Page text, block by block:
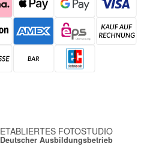
ETABLIERTES FOTOSTUDIO
Deutscher Ausbildungsbetrieb